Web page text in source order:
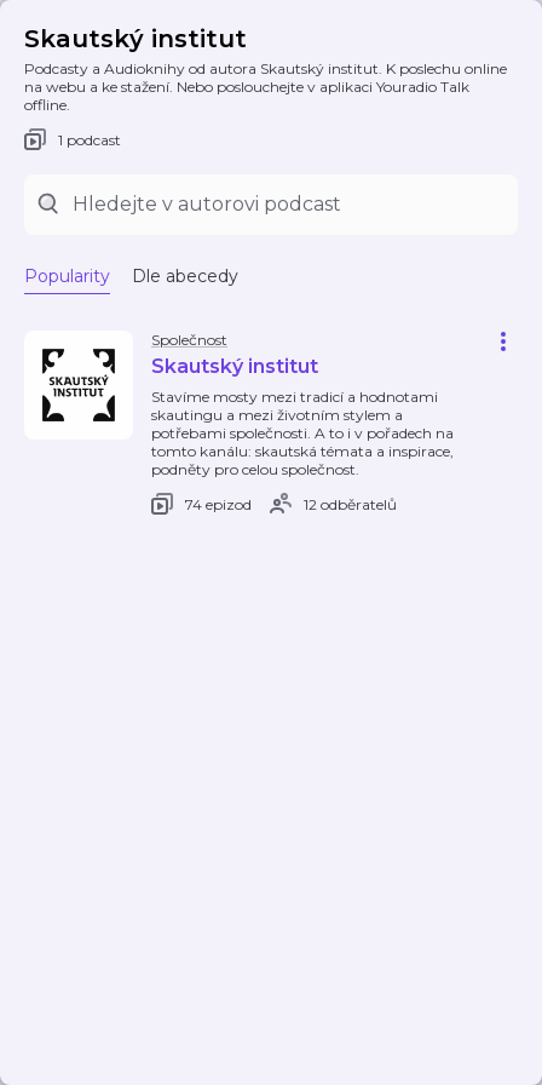
Skautský institut
Podcasty a Audioknihy od autora Skautský institut. K poslechu online
na webu a ke stažení. Nebo poslouchejte v aplikaci Youradio Talk
offline.
1 podcast
Popularity Dle abecedy
Společnost
Skautský institut
Stavíme mosty mezi tradicí a hodnotami
skautingu a mezi životním stylem a
potřebami společnosti. A to i v pořadech na
tomto kanálu: skautská témata a inspirace,
podněty pro celou společnost.
74 epizod
12 odběratelů